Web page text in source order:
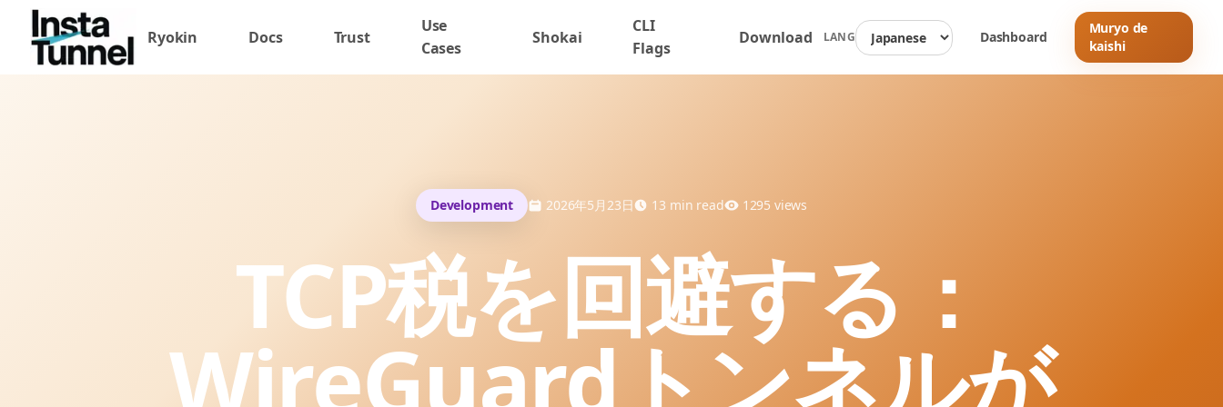
Ryokin Docs Trust
Use
Cases
Shokai
CLI
Flags
Download LANG Dashboard
Muryo de
kaishi
Development 2026年5月23日 13 min read 1295 views
TCP税を回避する：
WireGuardトンネルが